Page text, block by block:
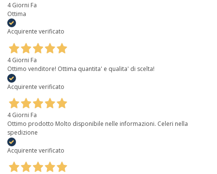
4 Giorni Fa
Ottima
Acquirente verificato
4 Giorni Fa
Ottimo venditore! Ottima quantita' e qualita' di scelta!
Acquirente verificato
4 Giorni Fa
Ottimo prodotto Molto disponibile nelle informazioni. Celeri nella
spedizione
Acquirente verificato